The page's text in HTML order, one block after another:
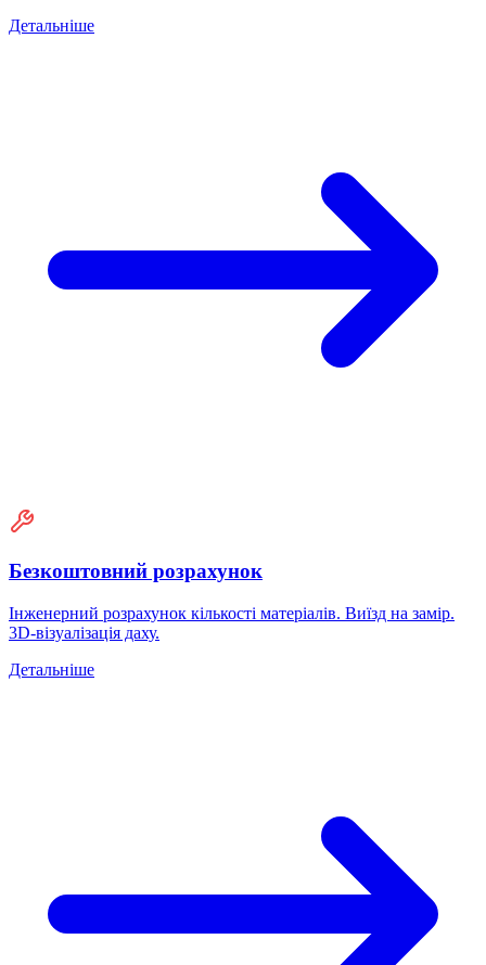
Детальніше
Безкоштовний розрахунок
Інженерний розрахунок кількості матеріалів. Виїзд на замір.
3D-візуалізація даху.
Детальніше